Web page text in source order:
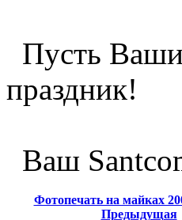
Пусть
праздник!
Ваш
Фотопечать на майках
Предыдущая